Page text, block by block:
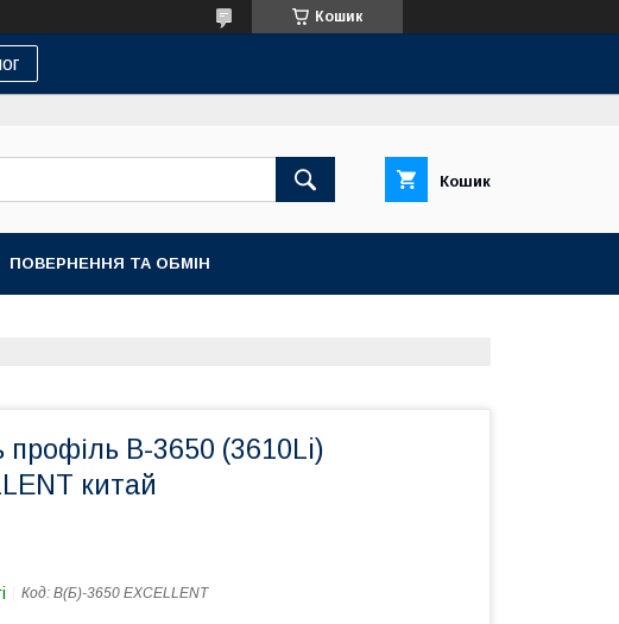
Кошик
Кошик
ПОВЕРНЕННЯ ТА ОБМІН
профіль В-3650 (3610Li)
китай
Код: В(Б)-3650 EXCELLENT